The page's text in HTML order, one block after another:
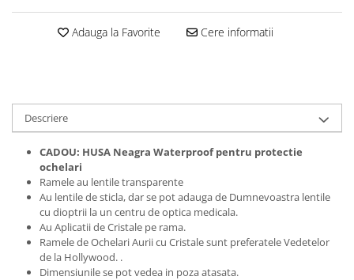
Adauga la Favorite Cere informatii
Descriere
CADOU: HUSA Neagra Waterproof pentru protectie
ochelari
Ramele au lentile transparente
Au lentile de sticla, dar se pot adauga de Dumnevoastra lentile
cu dioptrii la un centru de optica medicala.
Au Aplicatii de Cristale pe rama.
Ramele de Ochelari Aurii cu Cristale sunt preferatele Vedetelor
de la Hollywood. .
Dimensiunile se pot vedea in poza atasata.